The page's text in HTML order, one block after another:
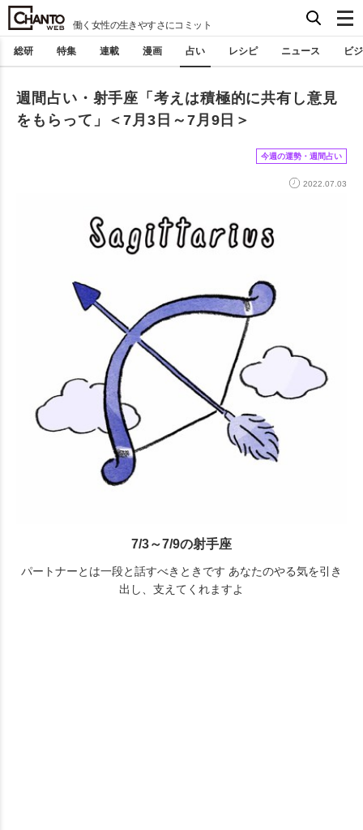
働く女性の生きやすさにコミット
総研 特集 連載 漫画 占い レシピ ニュース ビ
週間占い・射手座「考えは積極的に共有し意見
をもらって」＜7月3日～7月9日＞
今週の運勢・週間占い
2022.07.03
7/3～7/9の射手座
パートナーとは一段と話すべきときです あなたのやる気を引き
出し、支えてくれますよ